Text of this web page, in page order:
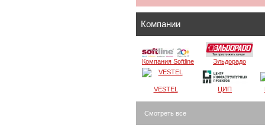
Компании
Компания Softline Эльдорадо
VESTEL ЦИП
Смотреть все